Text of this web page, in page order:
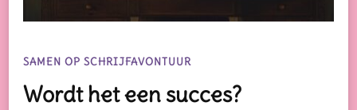
SAMEN OP SCHRIJFAVONTUUR
Wordt het een succes?